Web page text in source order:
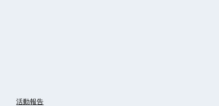
活動報告